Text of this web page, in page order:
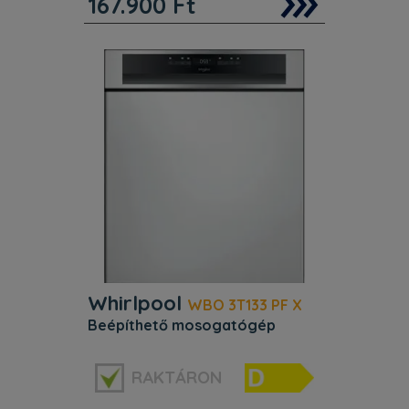
Whirlpool integrált mosogatógép
energiahatékonysági osztály. Állítható
lábak, a tökéletes stabilitás
érdekében az egyenetlen padlón és
Whirlpool WBO 3T133 PF X
beépíthető mosogatógép
Energiaosztály:
D
Melegvízre köthető: Nem
Teríték:
RAKTÁRON